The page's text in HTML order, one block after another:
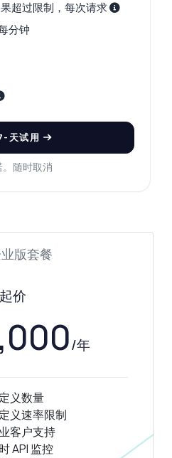
超过限制，每次请求
分钟
天试用
随时取消
版套餐
起价
/年
义数量
义速率限制
客户支持
API 监控
API 的任何问题都可以
成技巧，应有尽有。
· 我倾向于询问支持